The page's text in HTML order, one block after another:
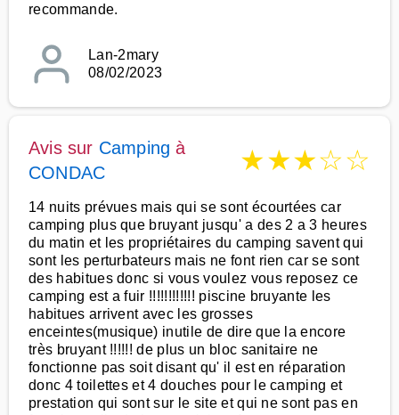
recommande.
Lan-2mary
08/02/2023
Avis sur Camping à
CONDAC
★★★☆☆
14 nuits prévues mais qui se sont écourtées car
camping plus que bruyant jusqu' a des 2 a 3 heures
du matin et les propriétaires du camping savent qui
sont les perturbateurs mais ne font rien car se sont
des habitues donc si vous voulez vous reposez ce
camping est a fuir !!!!!!!!!!!! piscine bruyante les
habitues arrivent avec les grosses
enceintes(musique) inutile de dire que la encore
très bruyant !!!!!! de plus un bloc sanitaire ne
fonctionne pas soit disant qu' il est en réparation
donc 4 toilettes et 4 douches pour le camping et
prestation qui sont sur le site et qui ne sont pas en